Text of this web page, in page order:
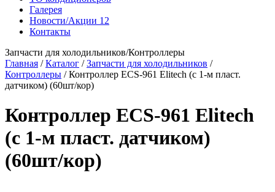
Галерея
Новости/Акции 12
Контакты
Запчасти для холодильников/Контроллеры
Главная /Каталог /Запчасти для холодильников /
Контроллеры /Контроллер ECS-961 Elitech (с 1-м пласт.
датчиком) (60шт/кор)
Контроллер ECS-961 Elitech
(с 1-м пласт. датчиком)
(60шт/кор)